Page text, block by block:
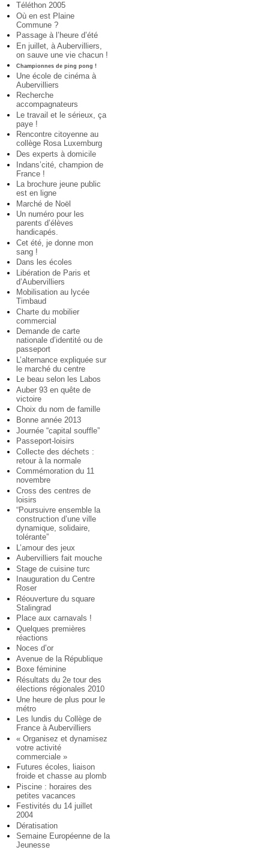
Téléthon 2005
Où en est Plaine
Commune ?
Passage à l’heure d’été
En juillet, à Aubervilliers,
on sauve une vie chacun !
Championnes de ping pong !
Une école de cinéma à
Aubervilliers
Recherche
accompagnateurs
Le travail et le sérieux, ça
paye !
Rencontre citoyenne au
collège Rosa Luxemburg
Des experts à domicile
Indans’cité, champion de
France !
La brochure jeune public
est en ligne
Marché de Noël
Un numéro pour les
parents d’élèves
handicapés.
Cet été, je donne mon
sang !
Dans les écoles
Libération de Paris et
d’Aubervilliers
Mobilisation au lycée
Timbaud
Charte du mobilier
commercial
Demande de carte
nationale d’identité ou de
passeport
L’alternance expliquée sur
le marché du centre
Le beau selon les Labos
Auber 93 en quête de
victoire
Choix du nom de famille
Bonne année 2013
Journée “capital souffle”
Passeport-loisirs
Collecte des déchets :
retour à la normale
Commémoration du 11
novembre
Cross des centres de
loisirs
“Poursuivre ensemble la
construction d’une ville
dynamique, solidaire,
tolérante”
L’amour des jeux
Aubervilliers fait mouche
Stage de cuisine turc
Inauguration du Centre
Roser
Réouverture du square
Stalingrad
Place aux carnavals !
Quelques premières
réactions
Noces d’or
Avenue de la République
Boxe féminine
Résultats du 2e tour des
élections régionales 2010
Une heure de plus pour le
métro
Les lundis du Collège de
France à Aubervilliers
« Organisez et dynamisez
votre activité
commerciale »
Futures écoles, liaison
froide et chasse au plomb
Piscine : horaires des
petites vacances
Festivités du 14 juillet
2004
Dératisation
Semaine Européenne de la
Jeunesse